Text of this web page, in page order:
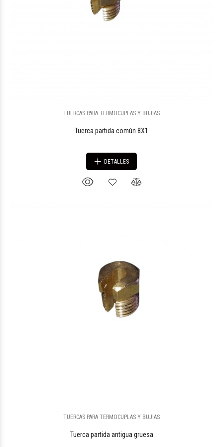
TUERCAS PARA TERMOCUPLAS Y BUJIAS
Tuerca partida común 8X1
DETALLES
TUERCAS PARA TERMOCUPLAS Y BUJIAS
Tuerca partida antigua gruesa